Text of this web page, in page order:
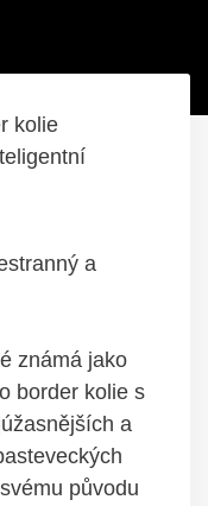
kolie
a
známá jako
border kolie s
a
původu